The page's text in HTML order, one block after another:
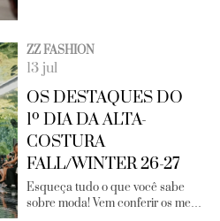
ZZ FASHION
13 jul
OS DESTAQUES DO
1º DIA DA ALTA-
COSTURA
FALL/WINTER 26-27
Esqueça tudo o que você sabe
sobre moda! Vem conferir os me…